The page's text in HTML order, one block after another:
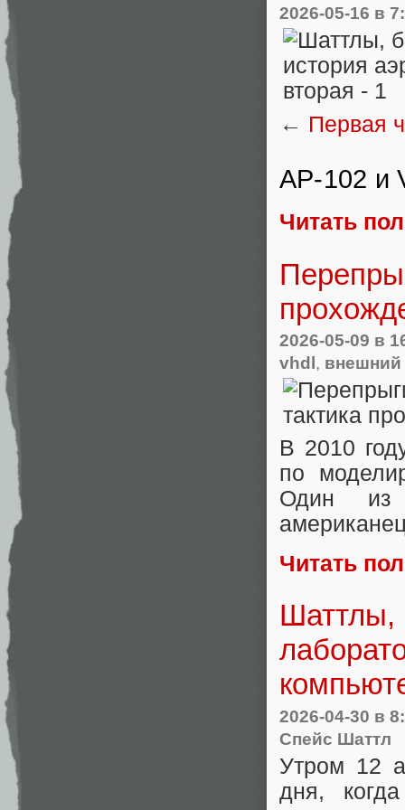
2026-05-16 в
← Первая
AP-102 и
Читать
2026-05-09 в
vhdl, внешний
В 2010
по
Один из
Читать
Шаттлы,
2026-04-30 в
Спейс Шаттл
Утром 12
дня,